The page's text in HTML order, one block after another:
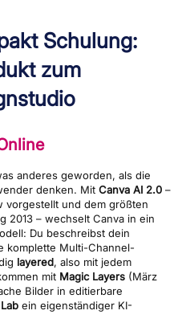
Schulung:
zum
anderes geworden, als die
denken. Mit Canva AI 2.0 –
vorgestellt und dem größten
2013 – wechselt Canva in ein
Du beschreibst dein
komplette Multi-Channel-
layered, also mit jedem
mit Magic Layers (März
Bilder in editierbare
ein eigenständiger KI-